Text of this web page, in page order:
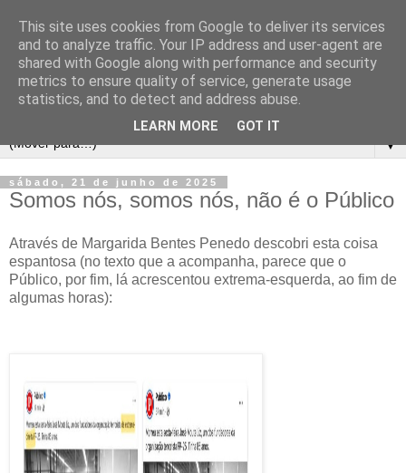
▼
sábado, 21 de junho de 2025
Somos nós, somos nós, não é o Público
Através de Margarida Bentes Penedo descobri esta coisa
espantosa (no texto que a acompanha, parece que o
Público, por fim, lá acrescentou extrema-esquerda, ao fim de
algumas horas):
This site uses cookies from Google to deliver its services
and to analyze traffic. Your IP address and user-agent are
shared with Google along with performance and security
metrics to ensure quality of service, generate usage
statistics, and to detect and address abuse.
LEARN MORE GOT IT